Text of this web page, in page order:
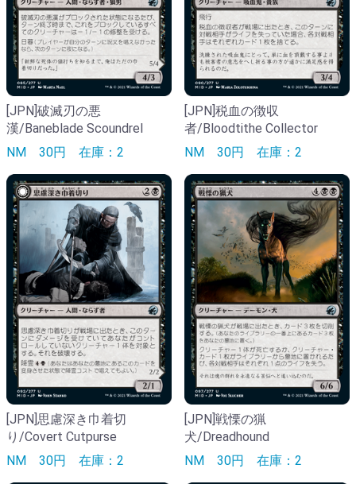
[JPN]破滅刃の悪
漢/Baneblade Scoundrel
NM 30円 在庫：2
[JPN]税血の徴収
者/Bloodtithe Collector
NM 30円 在庫：2
[JPN]思慮深き巾着切
り/Covert Cutpurse
NM 30円 在庫：2
[JPN]戦慄の猟
犬/Dreadhound
NM 30円 在庫：2